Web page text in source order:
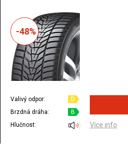
-48%
Valivý odpor:
D
Brzdná dráha:
B
Hlučnost:
Více info